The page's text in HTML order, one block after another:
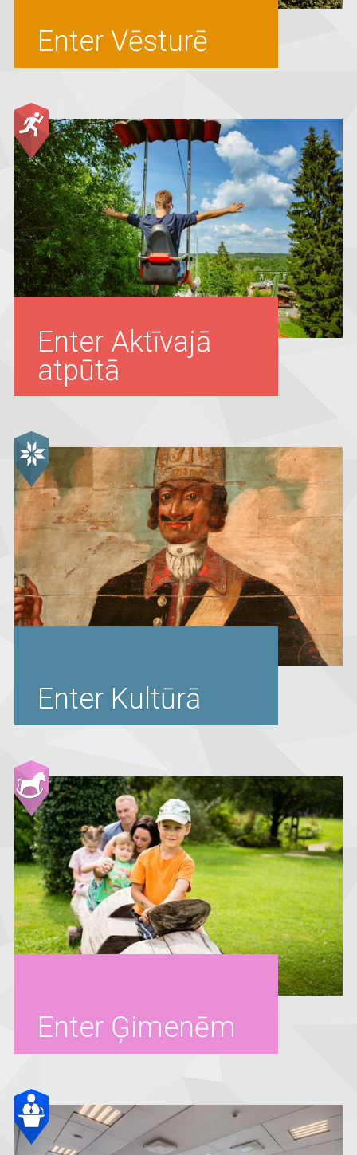
Enter Vēsturē
Enter Aktīvajā
atpūtā
Enter Kultūrā
Enter Ģimenēm